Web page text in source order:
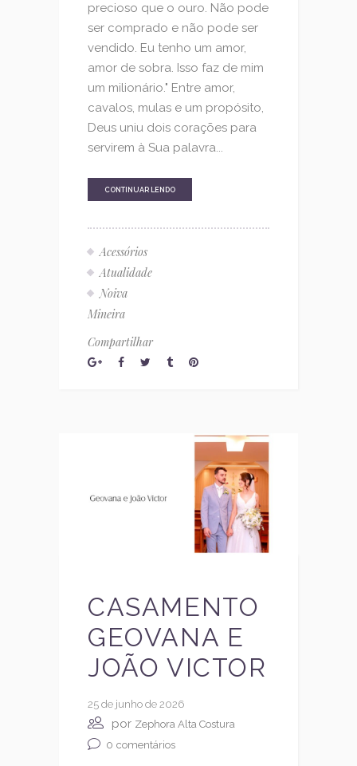
precioso que o ouro. Não pode
ser comprado e não pode ser
vendido. Eu tenho um amor,
amor de sobra. Isso faz de mim
um milionário." Entre amor,
cavalos, mulas e um propósito,
Deus uniu dois corações para
servirem à Sua palavra...
CONTINUAR LENDO
Acessórios
Atualidade
Noiva
Mineira
Compartilhar
CASAMENTO
GEOVANA E
JOÃO VICTOR
25 de junho de 2026
por Zephora Alta Costura
0 comentários